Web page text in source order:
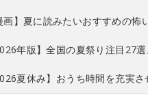
画】夏に読みたいおすすめの怖
年版】全国の夏祭り注目27
夏休み】おうち時間を充実